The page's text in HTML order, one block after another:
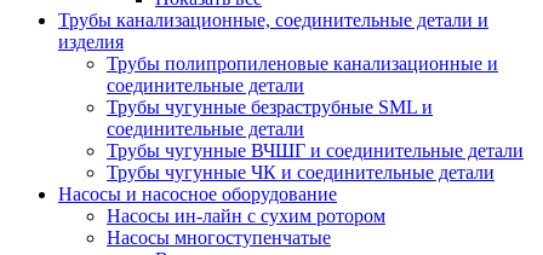
Трубы канализационные, соединительные детали и
изделия
Трубы полипропиленовые канализационные и
соединительные детали
Трубы чугунные безраструбные SML и
соединительные детали
Трубы чугунные ВЧШГ и соединительные детали
Трубы чугунные ЧК и соединительные детали
Насосы и насосное оборудование
Насосы ин-лайн с сухим ротором
Насосы многоступенчатые